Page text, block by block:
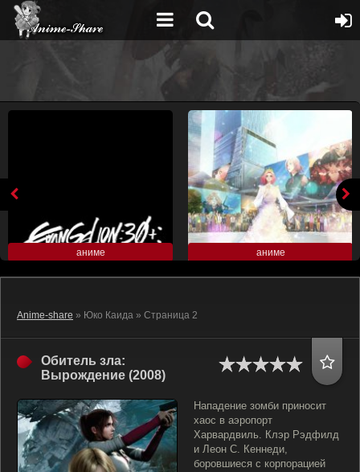
аниме аниме
Anime-share » Юко Каида » Страница 2
Обитель зла:
Вырождение (2008)
Нападение зомби приносит
хаос в аэропорт
Харвардвиль. Клэр Рэдфилд
и Леон С. Кеннеди,
боровшиеся с корпорацией